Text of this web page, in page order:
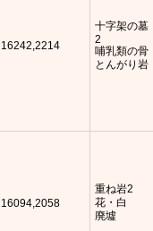
16242,2214
十字架の墓
2
哺乳類の骨
とんがり岩
16094,2058
重ね岩2
花・白
廃墟